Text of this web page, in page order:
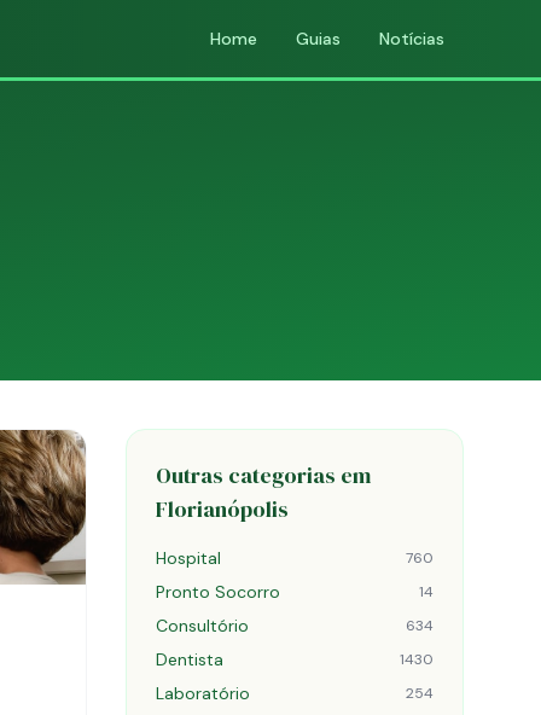
Home Guias Notícias
Outras categorias em
Florianópolis
Hospital 760
Pronto Socorro 14
Consultório 634
Dentista 1430
Laboratório 254